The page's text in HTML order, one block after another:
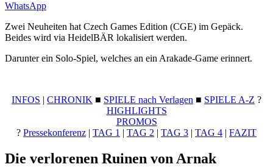
WhatsApp
Zwei Neuheiten hat Czech Games Edition (CGE) im Gepäck.
Beides wird via HeidelBÄR lokalisiert werden.
Darunter ein Solo-Spiel, welches an ein Arakade-Game erinnert.
INFOS | CHRONIK ■ SPIELE nach Verlagen ■ SPIELE A-Z ?
HIGHLIGHTS
PROMOS
? Pressekonferenz | TAG 1 | TAG 2 | TAG 3 | TAG 4 | FAZIT
Die verlorenen Ruinen von Arnak